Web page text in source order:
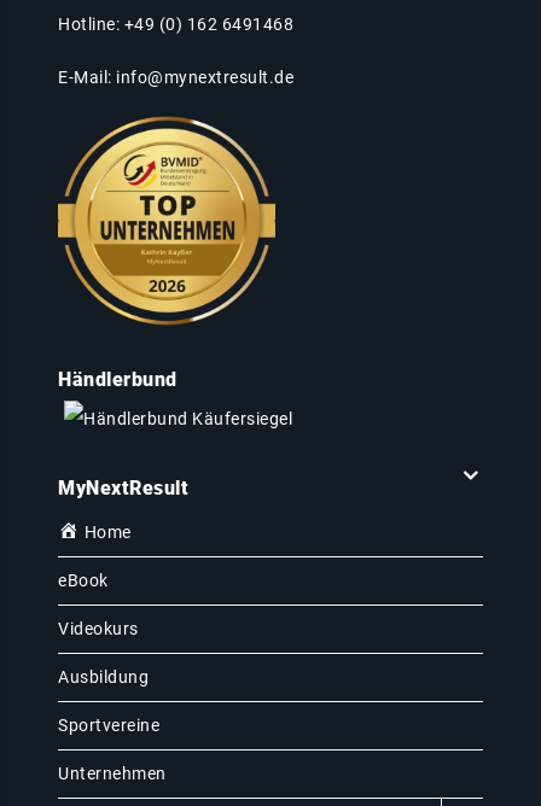
Hotline: +49 (0) 162 6491468
E-Mail: info@mynextresult.de
Händlerbund
MyNextResult
Home
eBook
Videokurs
Ausbildung
Sportvereine
Unternehmen